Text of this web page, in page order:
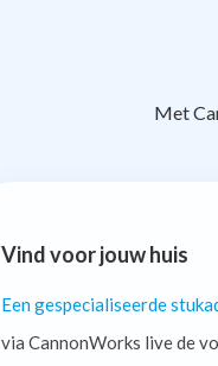
Met
Vind voor jouw huis
Een gespecialiseerde
via CannonWorks live de